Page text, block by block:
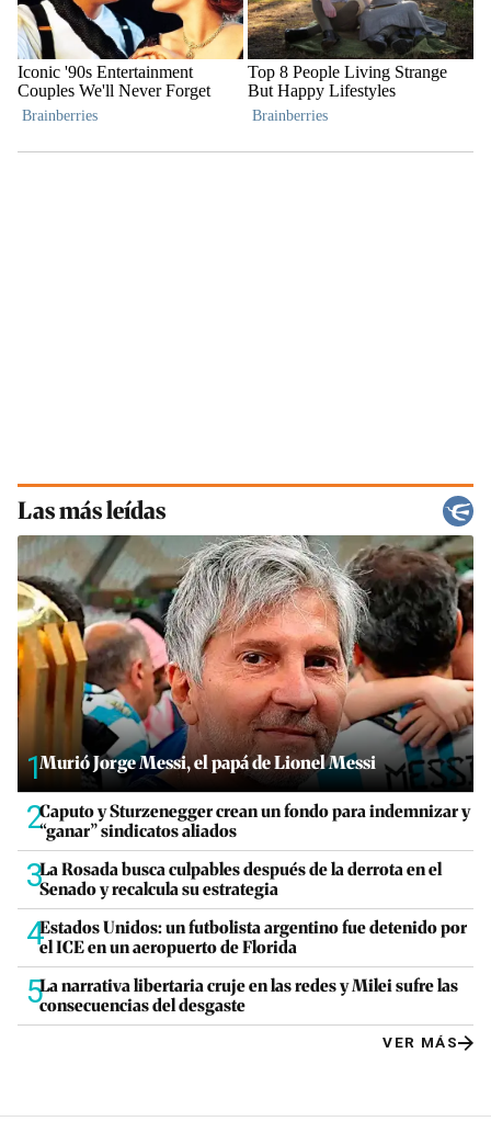
Las más leídas
1Murió Jorge Messi, el papá de Lionel Messi
2Caputo y Sturzenegger crean un fondo para indemnizar y
“ganar” sindicatos aliados
3La Rosada busca culpables después de la derrota en el
Senado y recalcula su estrategia
4Estados Unidos: un futbolista argentino fue detenido por
el ICE en un aeropuerto de Florida
5La narrativa libertaria cruje en las redes y Milei sufre las
consecuencias del desgaste
VER MÁS